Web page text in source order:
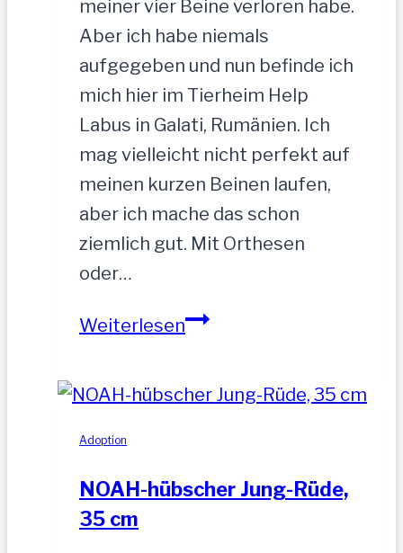
meiner vier Beine verloren habe.
Aber ich habe niemals
aufgegeben und nun befinde ich
mich hier im Tierheim Help
Labus in Galati, Rumänien. Ich
mag vielleicht nicht perfekt auf
meinen kurzen Beinen laufen,
aber ich mache das schon
ziemlich gut. Mit Orthesen
oder…
WeiterlesenSandu
gesucht
Adoption
NOAH-hübscher Jung-Rüde,
35 cm